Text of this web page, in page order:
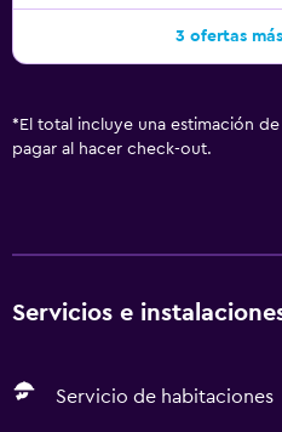
3 ofertas
* El total incluye una estimación
pagar al hacer check-out.
Servicios e
Servicio de habitaciones